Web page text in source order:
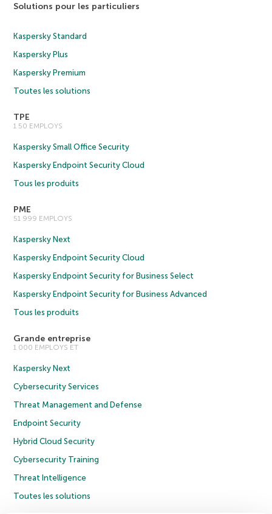
Solutions pour les particuliers
Kaspersky Standard
Kaspersky Plus
Kaspersky Premium
Toutes les solutions
TPE
1 50 EMPLOYS
Kaspersky Small Office Security
Kaspersky Endpoint Security Cloud
Tous les produits
PME
51 999 EMPLOYS
Kaspersky Next
Kaspersky Endpoint Security Cloud
Kaspersky Endpoint Security for Business Select
Kaspersky Endpoint Security for Business Advanced
Tous les produits
Grande entreprise
1 000 EMPLOYS ET
Kaspersky Next
Cybersecurity Services
Threat Management and Defense
Endpoint Security
Hybrid Cloud Security
Cybersecurity Training
Threat Intelligence
Toutes les solutions